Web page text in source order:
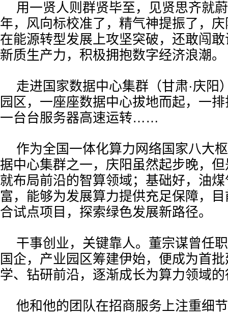
用一贤人则群贤毕至，见贤思齐就
年，风向标校准了，精气神提振了，
在能源转型发展上攻坚突破，还敢闯
新质生产力，积极拥抱数字经济浪潮。
走进国家数据中心集群（甘肃·庆阳
园区，一座座数据中心拔地而起，一
一台台服务器高速运转……
作为全国一体化算力网络国家八大
据中心集群之一，庆阳虽然起步晚，
就布局前沿的智算领域；基础好，油
富，能够为发展算力提供充足保障，
合试点项目，探索绿色发展新路径。
干事创业，关键靠人。董宗谋曾任
国企，产业园区筹建伊始，便成为首
学、钻研前沿，逐渐成长为算力领域
他和他的团队在招商服务上注重细